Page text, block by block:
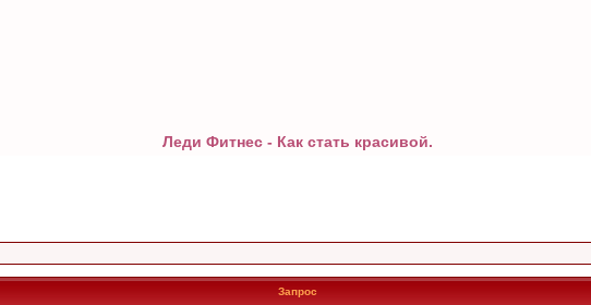
Леди Фитнес - Как стать красивой.
Запрос